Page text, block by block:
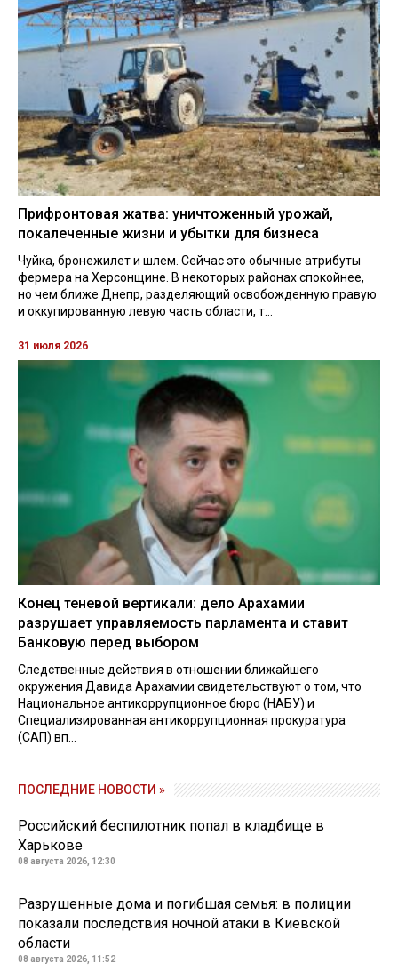
Прифронтовая жатва: уничтоженный урожай,
покалеченные жизни и убытки для бизнеса
Чуйка, бронежилет и шлем. Сейчас это обычные атрибуты
фермера на Херсонщине. В некоторых районах спокойнее,
но чем ближе Днепр, разделяющий освобожденную правую
и оккупированную левую часть области, т...
31 июля 2026
Конец теневой вертикали: дело Арахамии
разрушает управляемость парламента и ставит
Банковую перед выбором
Следственные действия в отношении ближайшего
окружения Давида Арахамии свидетельствуют о том, что
Национальное антикоррупционное бюро (НАБУ) и
Специализированная антикоррупционная прокуратура
(САП) вп...
ПОСЛЕДНИЕ НОВОСТИ »
Российский беспилотник попал в кладбище в
Харькове
08 августа 2026, 12:30
Разрушенные дома и погибшая семья: в полиции
показали последствия ночной атаки в Киевской
области
08 августа 2026, 11:52